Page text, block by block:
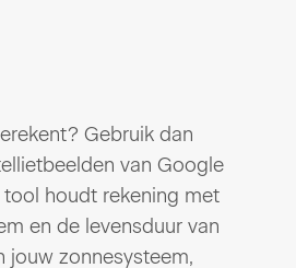
Gebruik dan
van Google
tool houdt rekening met
en de levensduur van
jouw zonnesysteem,